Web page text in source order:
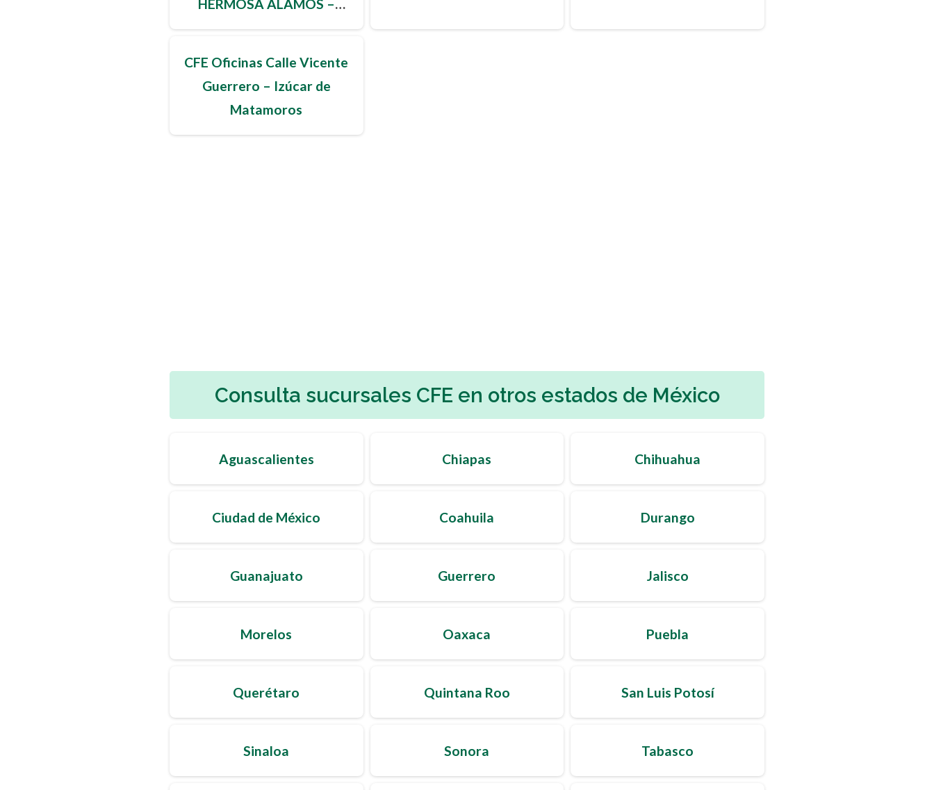
HERMOSA ALAMOS –
Puebla
CFE Oficinas Calle Vicente
Guerrero – Izúcar de
Matamoros
Consulta sucursales CFE en otros estados de México
Aguascalientes Chiapas Chihuahua
Ciudad de México Coahuila Durango
Guanajuato Guerrero Jalisco
Morelos Oaxaca Puebla
Querétaro Quintana Roo San Luis Potosí
Sinaloa Sonora Tabasco